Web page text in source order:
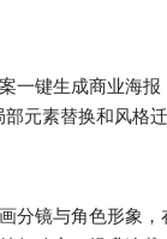
一键生成商业海
元素替换和风格
分镜与角色形象